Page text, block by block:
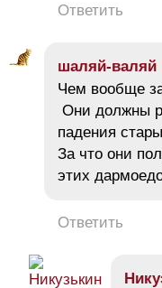
Ответить
шаляй-валяй
Чем вообще
Они должны
падения
За что они
этих
Ответить